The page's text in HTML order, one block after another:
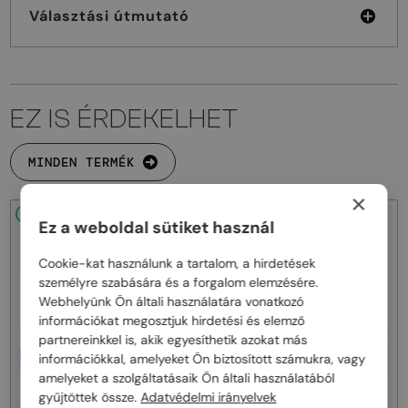
Választási útmutató
EZ IS ÉRDEKELHET
MINDEN TERMÉK
EGYFÓKUSZÚ LENCSÉVEL PLUSZ
25 000 FT
Philipp Plein —Optikai keretek
25 000 FT
Philipp Plein
×
Ez a weboldal sütiket használ
Cookie-kat használunk a tartalom, a hirdetések
személyre szabására és a forgalom elemzésére.
Webhelyünk Ön általi használatára vonatkozó
információkat megosztjuk hirdetési és elemző
partnereinkkel is, akik egyesíthetik azokat más
információkkal, amelyeket Ön biztosított számukra, vagy
amelyeket a szolgáltatásaik Ön általi használatából
gyűjtöttek össze.Adatvédelmi irányelvek